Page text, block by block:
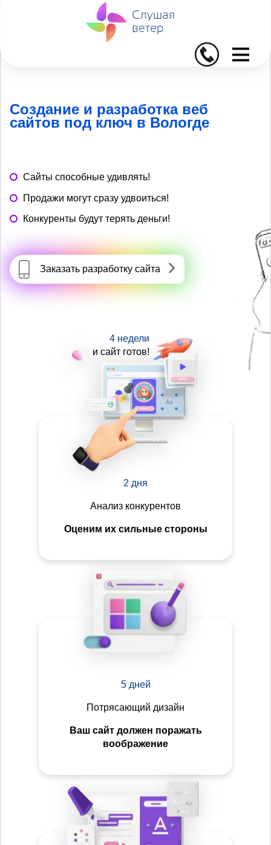
I
Создание и разработка веб
сайтов под ключ в Вологде
Сайты способные удивлять!
Продажи могут сразу удвоиться!
Конкуренты будут терять деньги!
Заказать разработку сайта
4 недели
и сайт готов!
2 дня
Анализ конкурентов
Оценим их сильные стороны
5 дней
Потрясающий дизайн
Ваш сайт должен поражать
воображение